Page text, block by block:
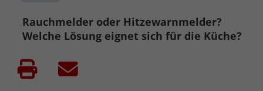
Rauchmelder oder Hitzewarnmelder?
Welche Lösung eignet sich für die Küche?